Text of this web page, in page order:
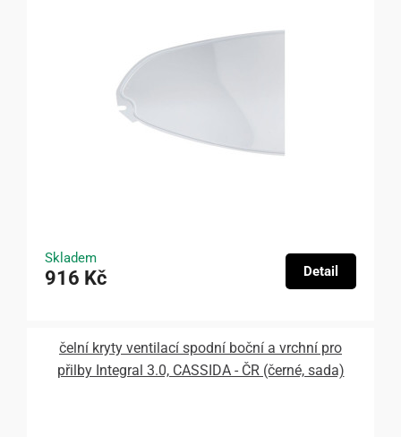
Skladem
916 Kč Detail
čelní kryty ventilací spodní boční a vrchní pro
přilby Integral 3.0, CASSIDA - ČR (černé, sada)